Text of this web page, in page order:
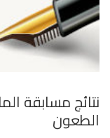
الطعون